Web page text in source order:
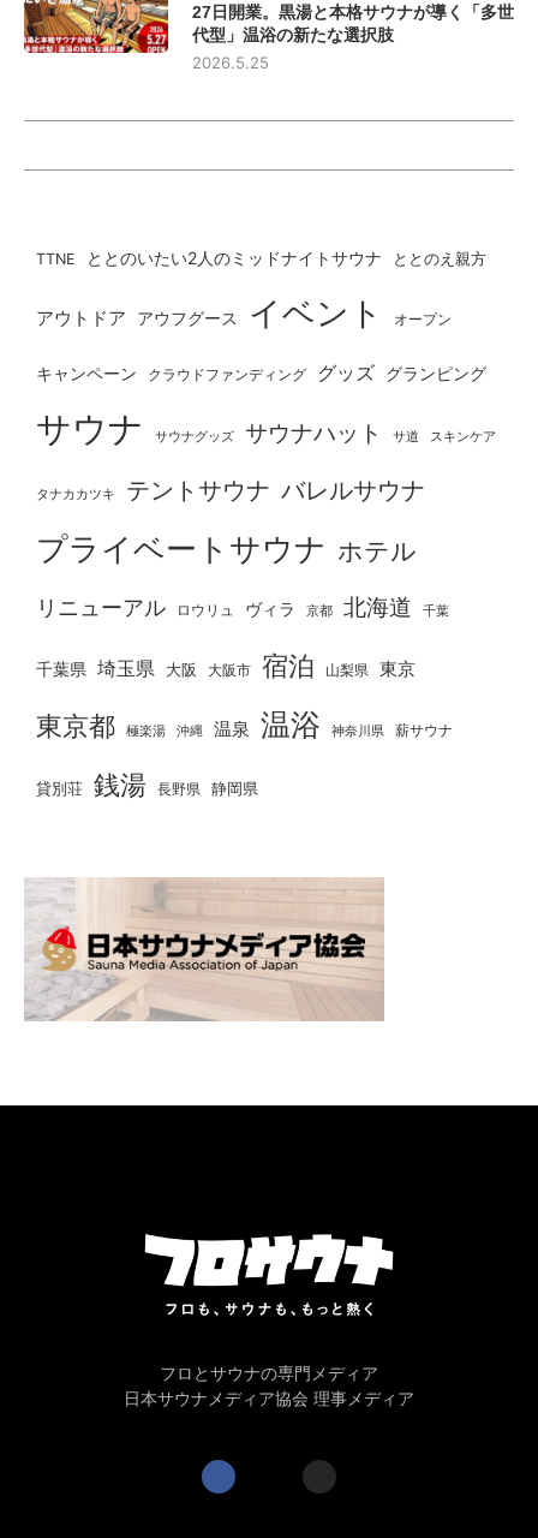
27日開業。黒湯と本格サウナが導く「多世
代型」温浴の新たな選択肢
2026.5.25
TTNE ととのいたい2人のミッドナイトサウナ ととのえ親方
アウトドア アウフグース イベント オープン
キャンペーン クラウドファンディング グッズ グランピング
サウナ サウナグッズ サウナハット サ道 スキンケア
タナカカツキ テントサウナ バレルサウナ
プライベートサウナ ホテル
リニューアル ロウリュ ヴィラ 京都 北海道 千葉
千葉県 埼玉県 大阪 大阪市 宿泊 山梨県 東京
東京都 極楽湯 沖縄 温泉 温浴 神奈川県 薪サウナ
貸別荘 銭湯 長野県 静岡県
フロとサウナの専門メディア
日本サウナメディア協会 理事メディア